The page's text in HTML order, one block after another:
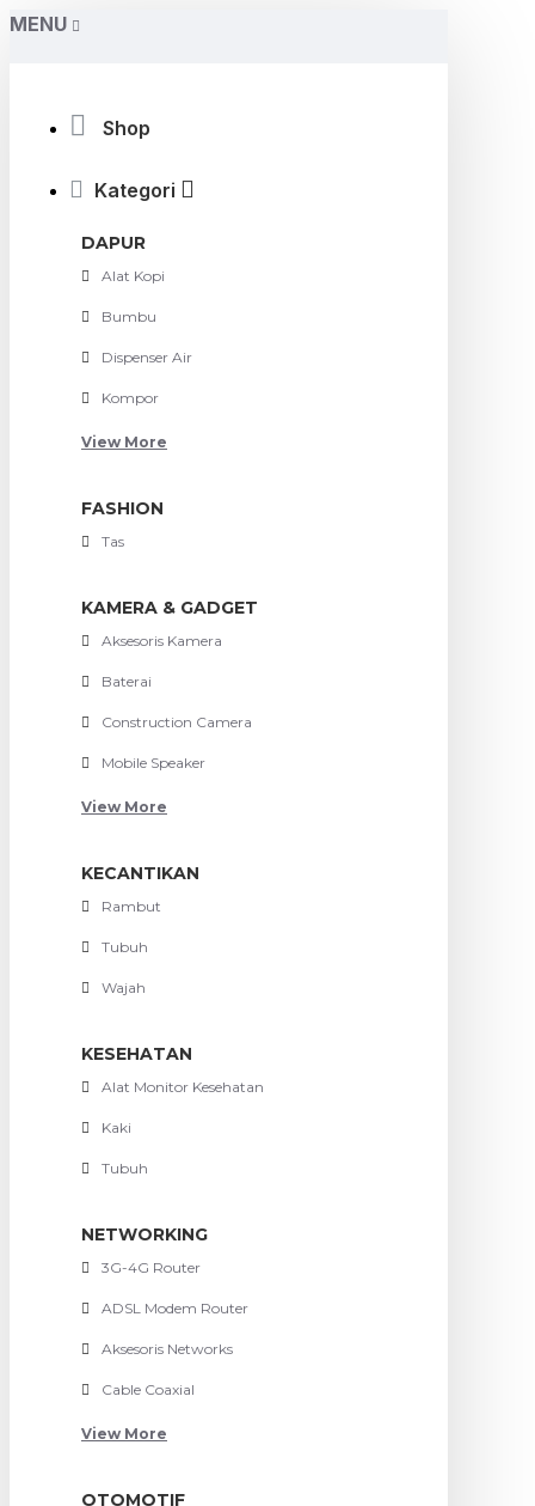
MENU
Shop
Kategori
DAPUR
Alat Kopi
Bumbu
Dispenser Air
Kompor
View More
FASHION
Tas
KAMERA & GADGET
Aksesoris Kamera
Baterai
Construction Camera
Mobile Speaker
View More
KECANTIKAN
Rambut
Tubuh
Wajah
KESEHATAN
Alat Monitor Kesehatan
Kaki
Tubuh
NETWORKING
3G-4G Router
ADSL Modem Router
Aksesoris Networks
Cable Coaxial
View More
OTOMOTIF